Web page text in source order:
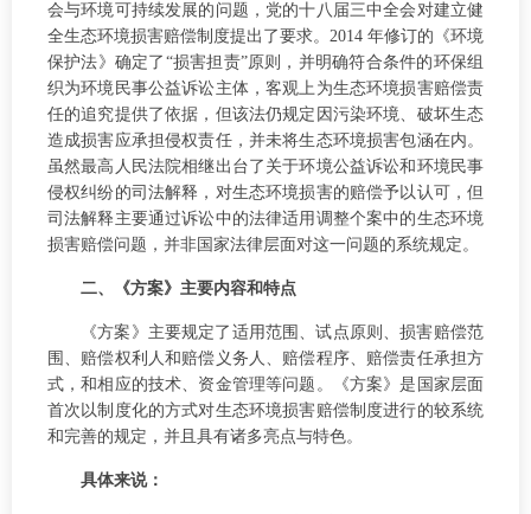
会与环境可持续发展的问题，党的十八届三中全会对建立健
全生态环境损害赔偿制度提出了要求。2014 年修订的《环境
保护法》确定了“损害担责”原则，并明确符合条件的环保组
织为环境民事公益诉讼主体，客观上为生态环境损害赔偿责
任的追究提供了依据，但该法仍规定因污染环境、破坏生态
造成损害应承担侵权责任，并未将生态环境损害包涵在内。
虽然最高人民法院相继出台了关于环境公益诉讼和环境民事
侵权纠纷的司法解释，对生态环境损害的赔偿予以认可，但
司法解释主要通过诉讼中的法律适用调整个案中的生态环境
损害赔偿问题，并非国家法律层面对这一问题的系统规定。
二、《方案》主要内容和特点
《方案》主要规定了适用范围、试点原则、损害赔偿范
围、赔偿权利人和赔偿义务人、赔偿程序、赔偿责任承担方
式，和相应的技术、资金管理等问题。《方案》是国家层面
首次以制度化的方式对生态环境损害赔偿制度进行的较系统
和完善的规定，并且具有诸多亮点与特色。
具体来说：